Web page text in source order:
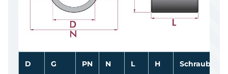
D G PN N L H Schrauben